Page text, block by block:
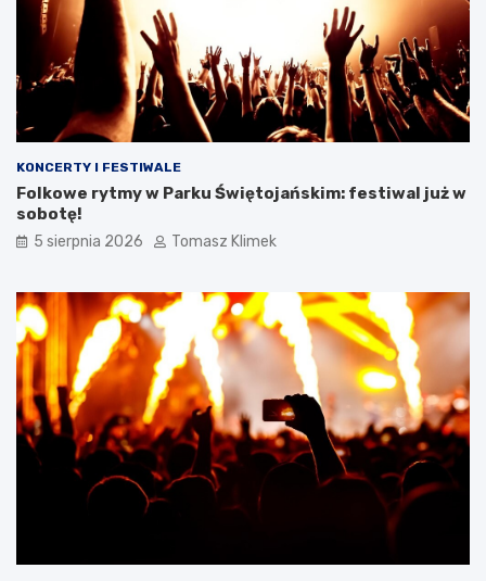
KONCERTY I FESTIWALE
Folkowe rytmy w Parku Świętojańskim: festiwal już w
sobotę!
5 sierpnia 2026 Tomasz Klimek